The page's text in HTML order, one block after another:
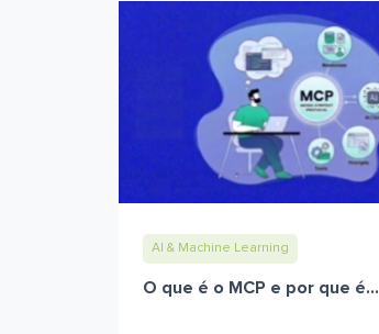
AI & Machine Learning
O que é o MCP e por que é...